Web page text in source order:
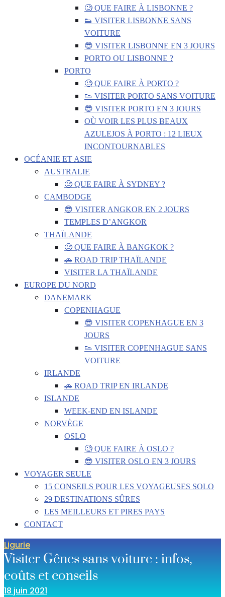
🧐 QUE FAIRE À LISBONNE ?
👟 VISITER LISBONNE SANS
VOITURE
😎 VISITER LISBONNE EN 3 JOURS
PORTO OU LISBONNE ?
PORTO
🧐 QUE FAIRE À PORTO ?
👟 VISITER PORTO SANS VOITURE
😎 VISITER PORTO EN 3 JOURS
OÙ VOIR LES PLUS BEAUX
AZULEJOS À PORTO : 12 LIEUX
INCONTOURNABLES
OCÉANIE ET ASIE
AUSTRALIE
🧐 QUE FAIRE À SYDNEY ?
CAMBODGE
😎 VISITER ANGKOR EN 2 JOURS
TEMPLES D’ANGKOR
THAÏLANDE
🧐 QUE FAIRE À BANGKOK ?
🚗 ROAD TRIP THAÏLANDE
VISITER LA THAÏLANDE
EUROPE DU NORD
DANEMARK
COPENHAGUE
😎 VISITER COPENHAGUE EN 3
JOURS
👟 VISITER COPENHAGUE SANS
VOITURE
IRLANDE
🚗 ROAD TRIP EN IRLANDE
ISLANDE
WEEK-END EN ISLANDE
NORVÈGE
OSLO
🧐 QUE FAIRE À OSLO ?
😎 VISITER OSLO EN 3 JOURS
VOYAGER SEULE
15 CONSEILS POUR LES VOYAGEUSES SOLO
29 DESTINATIONS SÛRES
LES MEILLEURS ET PIRES PAYS
CONTACT
Ligurie
Visiter Gênes sans voiture : infos,
coûts et conseils
18 juin 2021